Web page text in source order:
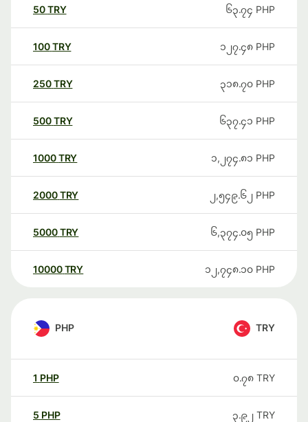
50TRY ၆၃.၇၄ PHP
100TRY ၁၂၇.၄၈ PHP
250TRY ၃၁၈.၇၀ PHP
500TRY ၆၃၇.၄၁ PHP
1000TRY ၁,၂၇၄.၈၁ PHP
2000TRY ၂,၅၄၉.၆၂ PHP
5000TRY ၆,၃၇၄.၀၅ PHP
10000 TRY ၁၂,၇၄၈.၁၀ PHP
PHP TRY
1 PHP ၀.၇၈ TRY
5 PHP ၃.၉၂ TRY